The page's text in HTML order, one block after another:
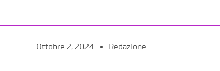
Ottobre 2, 2024 Redazione